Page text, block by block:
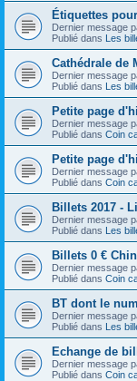
Étiquettes
Dernier message
Publié dans Les
Cathédrale de
Dernier message
Publié dans Les
Petite page
Dernier message
Publié dans Coin
Petite page
Dernier message
Publié dans Coin
Billets 2017 -
Dernier message
Publié dans Les
Billets 0 €
Dernier message
Publié dans Coin
BT dont le
Dernier message
Publié dans Les
Echange de
Dernier message
Publié dans Coin